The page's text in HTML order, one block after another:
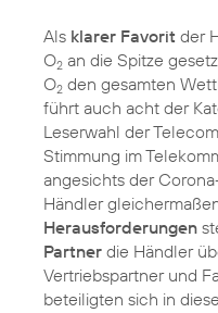
Als klarer Favorit der
O2 an die Spitze
O2 den gesamten
führt auch acht der
Leserwahl der
Stimmung im
angesichts der
Händler
Herausforderungen
Partner die Händler
Vertriebspartner und
beteiligten sich in